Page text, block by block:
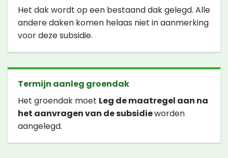
Het dak wordt op een bestaand dak gelegd. Alle
andere daken komen helaas niet in aanmerking
voor deze subsidie.
Termijn aanleg groendak
Het groendak moet Leg de maatregel aan na
het aanvragen van de subsidieworden
aangelegd.